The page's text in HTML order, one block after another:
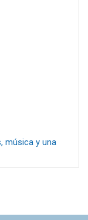
música y una